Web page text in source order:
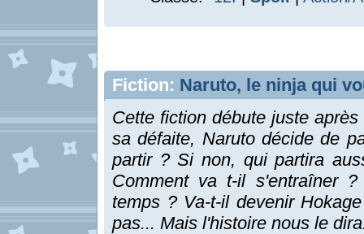
Fiction: Naruto, le ninja qui
Cette fiction débute juste
sa défaite, Naruto décide de
partir ? Si non, qui partira
Comment va t-il s'entraîner
temps ? Va-t-il devenir
pas... Mais l'histoire nous le